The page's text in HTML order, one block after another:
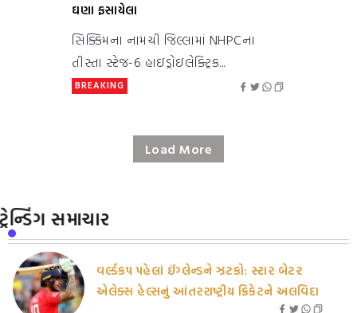
ઘણા ફસાયેલા
સિક્કિમના નામચી જિલ્લામાં NHPCના
તીસ્તા સ્ટેજ-6 હાઇડ્રોઇલેક્ટ્રિક...
BREAKING
Load More
ટ્રેન્ડિંગ સમાચાર
વર્લ્ડકપ પહેલાં ઈંગ્લેન્ડને ઝટકો: સ્ટાર બેટર
એલેક્સ હેલ્સનું આંતરરાષ્ટ્રીય ક્રિકેટને અલવિદા